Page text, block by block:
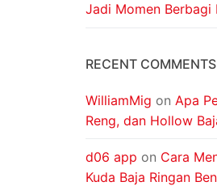
Jadi Momen Berbagi
RECENT COMMENTS
WilliamMig on Apa
Reng, dan Hollow
d06 app on Cara
Kuda Baja Ringan